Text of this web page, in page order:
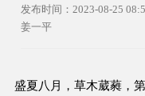
发布时间：2023-08-25
姜一平
盛夏八月，草木葳蕤，